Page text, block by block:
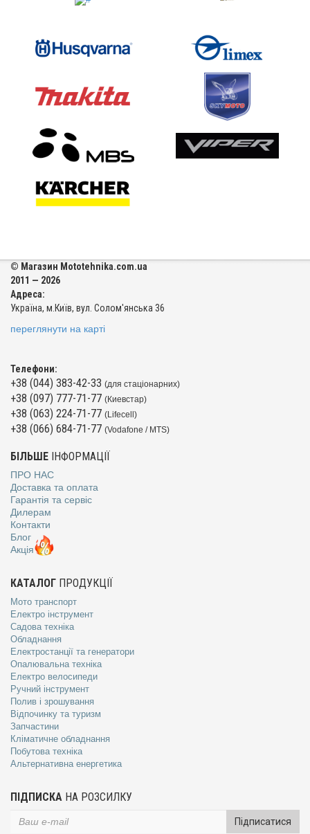
© Магазин Mototehnika.com.ua
2011 — 2026
Адреса:
Україна, м.Київ, вул. Солом'янська 36
переглянути на карті
Телефони:
+38 (044) 383-42-33 (для стаціонарних)
+38 (097) 777-71-77 (Киевстар)
+38 (063) 224-71-77 (Lifecell)
+38 (066) 684-71-77 (Vodafone / MTS)
БІЛЬШЕ ІНФОРМАЦІЇ
ПРО НАС
Доставка та оплата
Гарантія та сервіс
Дилерам
Контакти
Блог
Акція
КАТАЛОГ ПРОДУКЦІЇ
Мото транспорт
Електро інструмент
Садова техніка
Обладнання
Електростанції та генератори
Опалювальна техніка
Електро велосипеди
Ручний інструмент
Полив і зрошування
Відпочинку та туризм
Запчастини
Кліматичне обладнання
Побутова техніка
Альтернативна енергетика
ПІДПИСКА НА РОЗСИЛКУ
Підписатися